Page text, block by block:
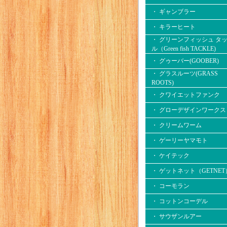
・ ギャンブラー
・ キラーヒート
・ グリーンフィッシュ タ
ル（Green fish TACKLE)
・ グゥーバー(GOOBER)
・ グラスルーツ(GRASS
ROOTS)
・ クワイエットファンク
・ グローデザインワークス
・ クリームワーム
・ ゲーリーヤマモト
・ ケイテック
・ ゲットネット（GETNET
・ コーモラン
・ コットンコーデル
・ サウザンルアー